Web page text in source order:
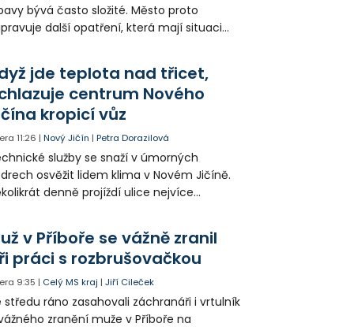
bývá často složité. Město proto
další opatření, která mají situaci
řidiče v parkovacích zónách.
jde teplota nad třicet,
centrum Nového
kropicí vůz
11:26 |Nový Jičín |Petra Dorazilová
služby se snaží v úmorných
osvěžit lidem klima v Novém Jičíně.
denně projíždí ulice nejvíce
v Příboře se vážně zranil
práci s rozbrušovačkou
9:35 | Celý MS kraj |Jiří Cileček
středu ráno zasahovali záchranáři i vrtulník
zranění muže v Příboře na